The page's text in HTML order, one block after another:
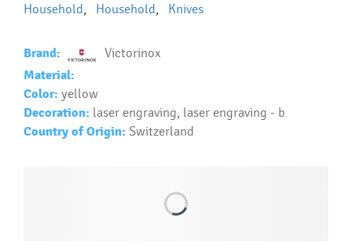
Ako realizujete potlač na reklamné premedy?
Ako si vybrať správny predmet?
Text...
Household Household Knives
Brand: Victorinox
Material:
Color: yellow
Decoration: laser engraving, laser engraving - b
Country of Origin: Switzerland